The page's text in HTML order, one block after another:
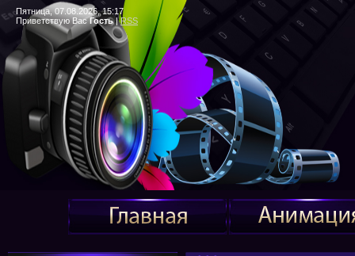
Пятница, 07.08.2026, 15:17
Приветствую Вас Гость|RSS